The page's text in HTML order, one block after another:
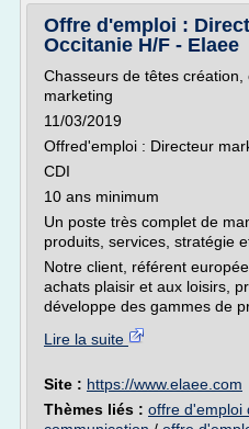
Offre d'emploi :
Occitanie H/F - Elaee
Chasseurs de têtes
marketing
11/03/2019
Offred'emploi : Directeur
CDI
10 ans minimum
Un poste très complet de
produits, services, stratégie
Notre client, référent
achats plaisir et aux loisirs,
développe des gammes de
Lire la suite
Site : https://www.elaee.com
Thèmes liés : offre d'emploi